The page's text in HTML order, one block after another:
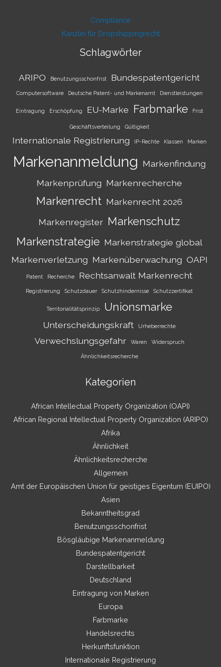
Compliance
Kanzlei für Dropshippingrecht
Schlagwörter
ARIPO Benutzungsschonfrist Bundespatentgericht
Computersoftware Deutsche Patent- und Markenamt Dienstleistungen
Eintragung Erschöpfung EU-Marke Farbmarke Frist
Geschäftsverteilung Gültigkeit
Internationale Registrierung IP-Rechte Klassen Marken
Markenanmeldung Markenfindung
Markenprüfung Markenrecherche
Markenrecht Markenrecht 2026
Markenregister Markenschutz
Markenstrategie Markenstrategie global
Markenverletzung Markenüberwachung OAPI
Patent Recherche Rechtsanwalt Markenrecht
Registrierung Schutzdauer Schutzhindernisse Schutzzertifikat
Territorialitätsprinzip Unionsmarke
Unterscheidungskraft Urheberrechte
Verwechslungsgefahr Waren Widerspruch
Ähnlichkeitsrecherche
Kategorien
African Intellectual Property Organization (OAPI)
African Regional Intellectual Property Organization (ARIPO)
Afrika
Ähnlichkeit
Ähnlichkeitsrecherche
Allgemein
Amt der Europäischen Union für geistiges Eigentum (EUIPO)
Asien
Bekanntheitsgrad
Benutzungsschonfrist
Bösgläubige Markenanmeldung
Bundespatentgericht
Darstellbarkeit
Deutschland
Eintragung von Marken
Europa
Farbmarke
Handelsrechts
Herkunftsfunktion
Internationale Registrierung